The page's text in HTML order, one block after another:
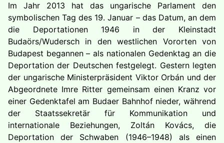
Im Jahr 2013 hat das ungarische Parlament den
symbolischen Tag des 19. Januar – das Datum, an dem
die Deportationen 1946 in der Kleinstadt
Budaörs/Wudersch in den westlichen Vororten von
Budapest begannen – als nationalen Gedenktag an die
Deportation der Deutschen festgelegt. Gestern legten
der ungarische Ministerpräsident Viktor Orbán und der
Abgeordnete Imre Ritter gemeinsam einen Kranz vor
einer Gedenktafel am Budaer Bahnhof nieder, während
der Staatssekretär für Kommunikation und
internationale Beziehungen, Zoltán Kovács, die
Deportation der Schwaben (1946–1948) als einen